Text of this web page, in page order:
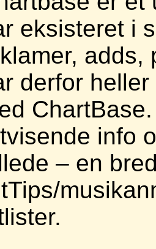
eksisteret i
adds,
derfor
info
– en